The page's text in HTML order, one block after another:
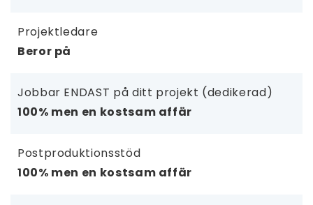
Projektledare
Beror på
Jobbar ENDAST på ditt projekt (dedikerad)
100% men en kostsam affär
Postproduktionsstöd
100% men en kostsam affär